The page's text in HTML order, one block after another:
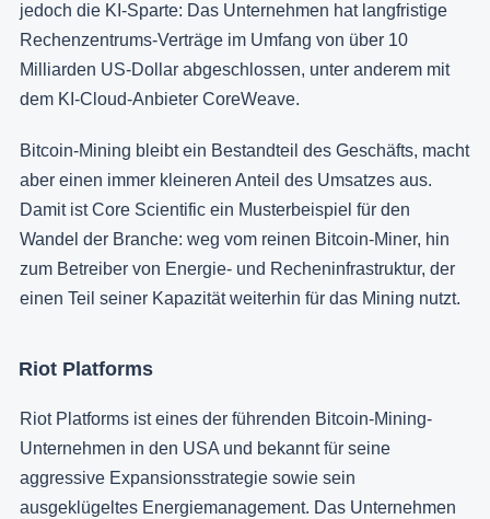
jedoch die KI-Sparte: Das Unternehmen hat langfristige
Rechenzentrums-Verträge im Umfang von über 10
Milliarden US-Dollar abgeschlossen, unter anderem mit
dem KI-Cloud-Anbieter CoreWeave.
Bitcoin-Mining bleibt ein Bestandteil des Geschäfts, macht
aber einen immer kleineren Anteil des Umsatzes aus.
Damit ist Core Scientific ein Musterbeispiel für den
Wandel der Branche: weg vom reinen Bitcoin-Miner, hin
zum Betreiber von Energie- und Recheninfrastruktur, der
einen Teil seiner Kapazität weiterhin für das Mining nutzt.
Riot Platforms
Riot Platforms ist eines der führenden Bitcoin-Mining-
Unternehmen in den USA und bekannt für seine
aggressive Expansionsstrategie sowie sein
ausgeklügeltes Energiemanagement. Das Unternehmen